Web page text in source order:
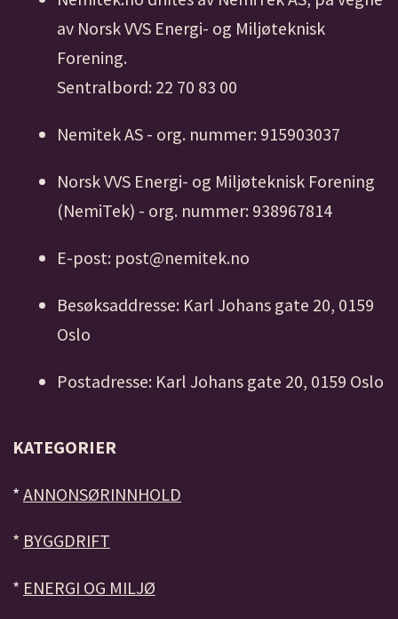
av Norsk VVS Energi- og Miljøteknisk
Forening.
Sentralbord: 22 70 83 00
Nemitek AS - org. nummer: 915903037
Norsk VVS Energi- og Miljøteknisk Forening
(NemiTek) - org. nummer: 938967814
E-post: post@nemitek.no
Besøksaddresse: Karl Johans gate 20, 0159
Oslo
Postadresse: Karl Johans gate 20, 0159 Oslo
KATEGORIER
* ANNONSØRINNHOLD
* BYGGDRIFT
* ENERGI OG MILJØ